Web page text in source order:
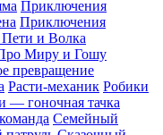
Приключения
Приключения
и Волка
Миру и Гошу
превращение
Расти-механик Робики
— гоночная тачка
Семейный